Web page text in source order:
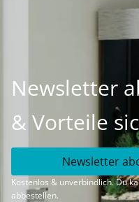
Newsletter
& Vorteile
Newsletter
Kostenlos & unverbindlich. Du
abbestellen.